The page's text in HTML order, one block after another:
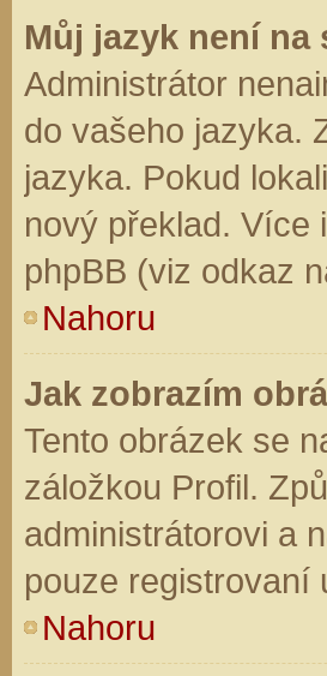
Můj jazyk není na
Administrátor
do vašeho jazyka.
jazyka. Pokud
nový překlad. Více
phpBB (viz odkaz
Nahoru
Jak zobrazím
Tento obrázek se
záložkou Profil.
administrátorovi a
pouze registrovaní
Nahoru